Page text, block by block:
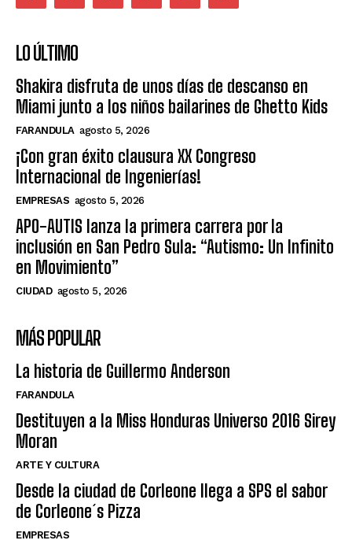
LO ÚLTIMO
Shakira disfruta de unos días de descanso en
Miami junto a los niños bailarines de Ghetto Kids
FARANDULA agosto 5, 2026
¡Con gran éxito clausura XX Congreso
Internacional de Ingenierías!
EMPRESAS agosto 5, 2026
APO-AUTIS lanza la primera carrera por la
inclusión en San Pedro Sula: “Autismo: Un Infinito
en Movimiento”
CIUDAD agosto 5, 2026
MÁS POPULAR
La historia de Guillermo Anderson
FARANDULA
Destituyen a la Miss Honduras Universo 2016 Sirey
Moran
ARTE Y CULTURA
Desde la ciudad de Corleone llega a SPS el sabor
de Corleone´s Pizza
EMPRESAS